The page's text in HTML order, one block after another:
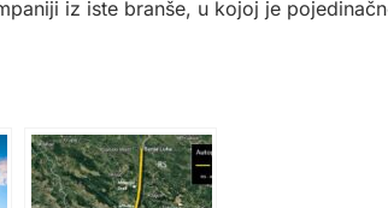
iz iste branše, u kojoj je